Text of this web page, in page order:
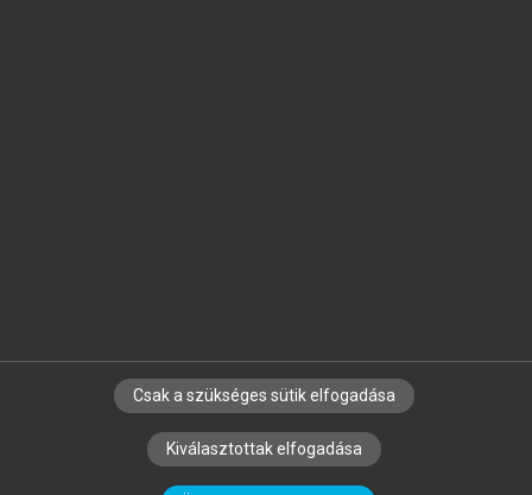
SZERZŐKNEK CÉGEKNEK KÖNYVTÁROSOKNAK
SZERKESZTÉSI ÉS LEKTORÁLÁSI ALAPELVEK
Csak a szükséges sütik elfogadása
Kiválasztottak elfogadása